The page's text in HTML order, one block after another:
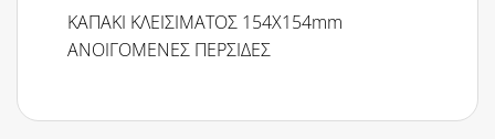
ΚΑΠΑΚΙ ΚΛΕΙΣΙΜΑΤΟΣ 154Χ154mm
ΑΝΟΙΓΟΜΕΝΕΣ ΠΕΡΣΙΔΕΣ